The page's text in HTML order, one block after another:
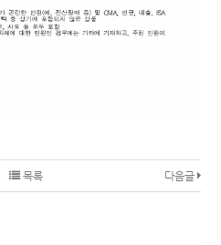
다음글
목록